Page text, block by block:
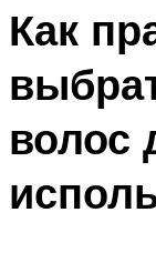
Как
волос